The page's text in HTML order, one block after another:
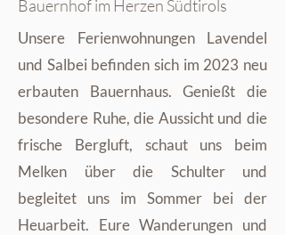
Bauernhof im Herzen Südtirols
Unsere Ferienwohnungen Lavendel
und Salbei befinden sich im 2023 neu
erbauten Bauernhaus. Genießt die
besondere Ruhe, die Aussicht und die
frische Bergluft, schaut uns beim
Melken über die Schulter und
begleitet uns im Sommer bei der
Heuarbeit. Eure Wanderungen und